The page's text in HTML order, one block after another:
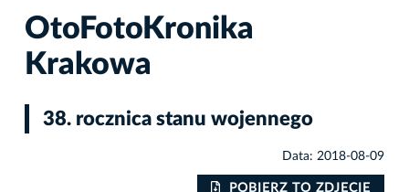
OtoFotoKronika
Krakowa
38. rocznica stanu wojennego
Data: 2018-08-09
POBIERZ TO ZDJĘCIE